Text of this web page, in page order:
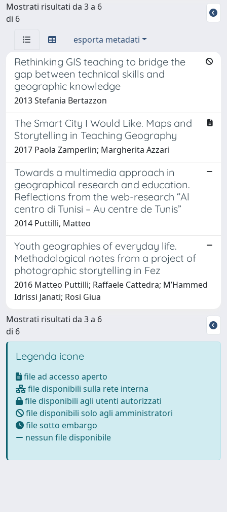
Mostrati risultati da 3 a 6
di 6
esporta metadati
Rethinking GIS teaching to bridge the
gap between technical skills and
geographic knowledge
2013 Stefania Bertazzon
The Smart City I Would Like. Maps and
Storytelling in Teaching Geography
2017 Paola Zamperlin; Margherita Azzari
Towards a multimedia approach in
geographical research and education.
Reflections from the web-research “Al
centro di Tunisi – Au centre de Tunis”
2014 Puttilli, Matteo
Youth geographies of everyday life.
Methodological notes from a project of
photographic storytelling in Fez
2016 Matteo Puttilli; Raffaele Cattedra; M’Hammed
Idrissi Janati; Rosi Giua
Mostrati risultati da 3 a 6
di 6
Legenda icone
file ad accesso aperto
file disponibili sulla rete interna
file disponibili agli utenti autorizzati
file disponibili solo agli amministratori
file sotto embargo
nessun file disponibile